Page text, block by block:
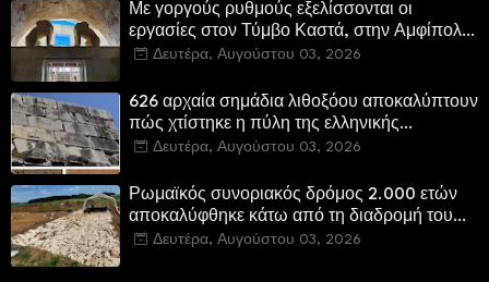
Με γοργούς ρυθμούς εξελίσσονται οι
εργασίες στον Τύμβο Καστά, στην Αμφίπολη.
Αποδίδονται μνημεία της πόλης
Δευτέρα, Αυγούστου 03, 2026
626 αρχαία σημάδια λιθοξόου αποκαλύπτουν
πώς χτίστηκε η πύλη της ελληνικής
Πτολεμαΐδας στη Λιβύη
Δευτέρα, Αυγούστου 03, 2026
Ρωμαϊκός συνοριακός δρόμος 2.000 ετών
αποκαλύφθηκε κάτω από τη διαδρομή του
νέου αυτοκινητόδρομου Α8 της Γερμανίας
Δευτέρα, Αυγούστου 03, 2026